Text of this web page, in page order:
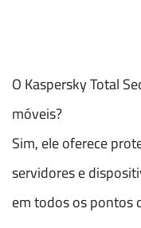
O Kaspersky Total
móveis?
Sim, ele oferece
servidores e
em todos os pontos